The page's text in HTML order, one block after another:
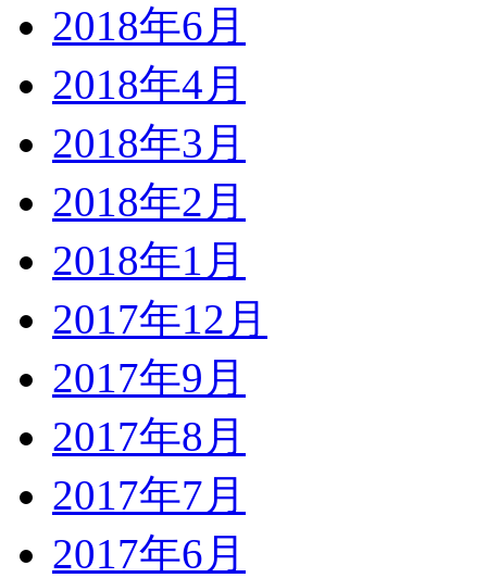
2018年6月
2018年4月
2018年3月
2018年2月
2018年1月
2017年12月
2017年9月
2017年8月
2017年7月
2017年6月